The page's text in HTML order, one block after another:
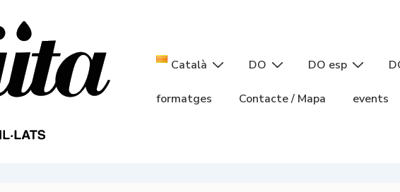
Navegació
principal
Català DO DO esp
formatges Contacte / Mapa events